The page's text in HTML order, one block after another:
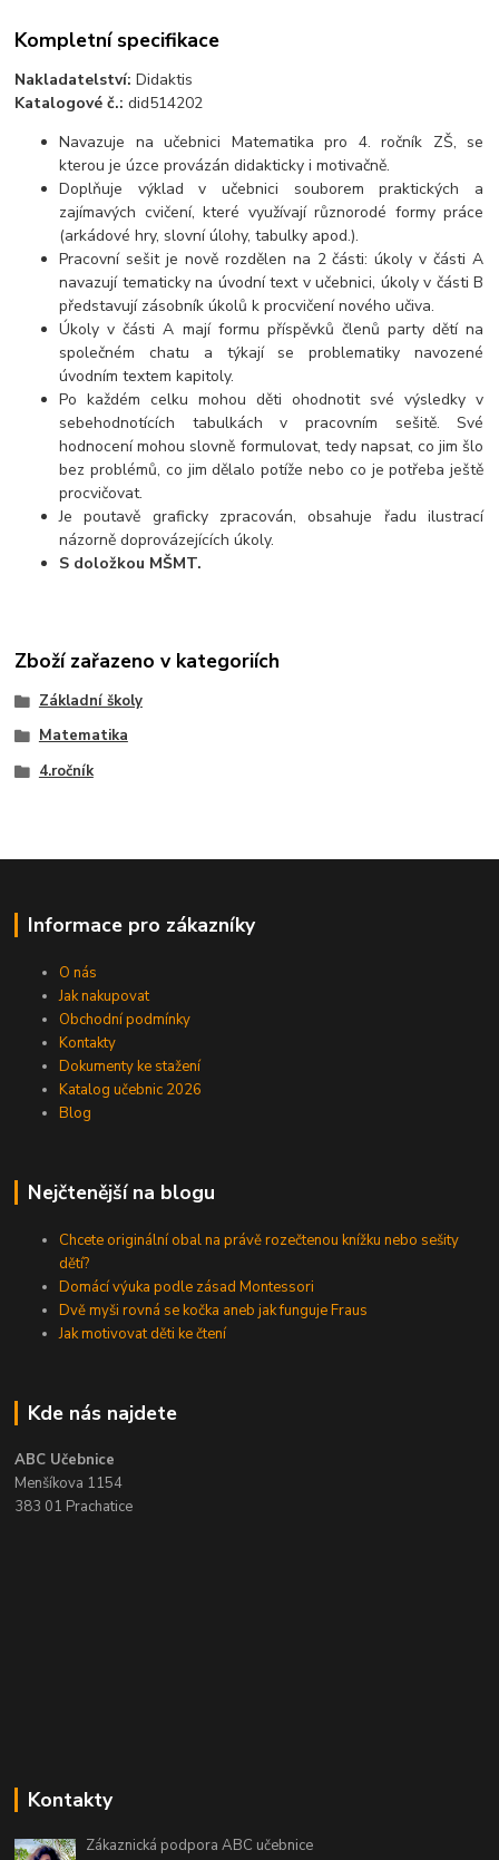
Kompletní specifikace
Nakladatelství:Didaktis
Katalogové č.: did514202
Navazuje na učebnici Matematika pro 4. ročník ZŠ, se
kterou je úzce provázán didakticky i motivačně.
Doplňuje výklad v učebnici souborem praktických a
zajímavých cvičení, které využívají různorodé formy práce
(arkádové hry, slovní úlohy, tabulky apod.).
Pracovní sešit je nově rozdělen na 2 části: úkoly v části A
navazují tematicky na úvodní text v učebnici, úkoly v části B
představují zásobník úkolů k procvičení nového učiva.
Úkoly v části A mají formu příspěvků členů party dětí na
společném chatu a týkají se problematiky navozené
úvodním textem kapitoly.
Po každém celku mohou děti ohodnotit své výsledky v
sebehodnotících tabulkách v pracovním sešitě. Své
hodnocení mohou slovně formulovat, tedy napsat, co jim šlo
bez problémů, co jim dělalo potíže nebo co je potřeba ještě
procvičovat.
Je poutavě graficky zpracován, obsahuje řadu ilustrací
názorně doprovázejících úkoly.
S doložkou MŠMT.
Zboží zařazeno v kategoriích
Základní školy
Matematika
4.ročník
Informace pro zákazníky
O nás
Jak nakupovat
Obchodní podmínky
Kontakty
Dokumenty ke stažení
Katalog učebnic 2026
Blog
Nejčtenější na blogu
Chcete originální obal na právě rozečtenou knížku nebo sešity
dětí?
Domácí výuka podle zásad Montessori
Dvě myši rovná se kočka aneb jak funguje Fraus
Jak motivovat děti ke čtení
Kde nás najdete
ABC Učebnice
Menšíkova 1154
383 01 Prachatice
Kontakty
Zákaznická podpora ABC učebnice